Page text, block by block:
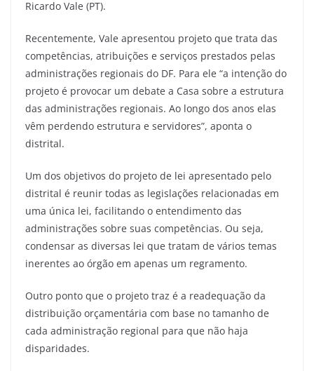
Ricardo Vale (PT).
Recentemente, Vale apresentou projeto que trata das
competências, atribuições e serviços prestados pelas
administrações regionais do DF. Para ele “a intenção do
projeto é provocar um debate a Casa sobre a estrutura
das administrações regionais. Ao longo dos anos elas
vêm perdendo estrutura e servidores”, aponta o
distrital.
Um dos objetivos do projeto de lei apresentado pelo
distrital é reunir todas as legislações relacionadas em
uma única lei, facilitando o entendimento das
administrações sobre suas competências. Ou seja,
condensar as diversas lei que tratam de vários temas
inerentes ao órgão em apenas um regramento.
Outro ponto que o projeto traz é a readequação da
distribuição orçamentária com base no tamanho de
cada administração regional para que não haja
disparidades.